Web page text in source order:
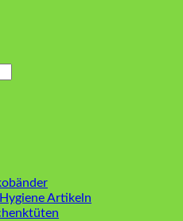
Artikeln